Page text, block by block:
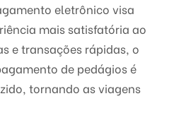
eletrônico visa
mais satisfatória ao
e transações rápidas, o
de pedágios é
tornando as viagens